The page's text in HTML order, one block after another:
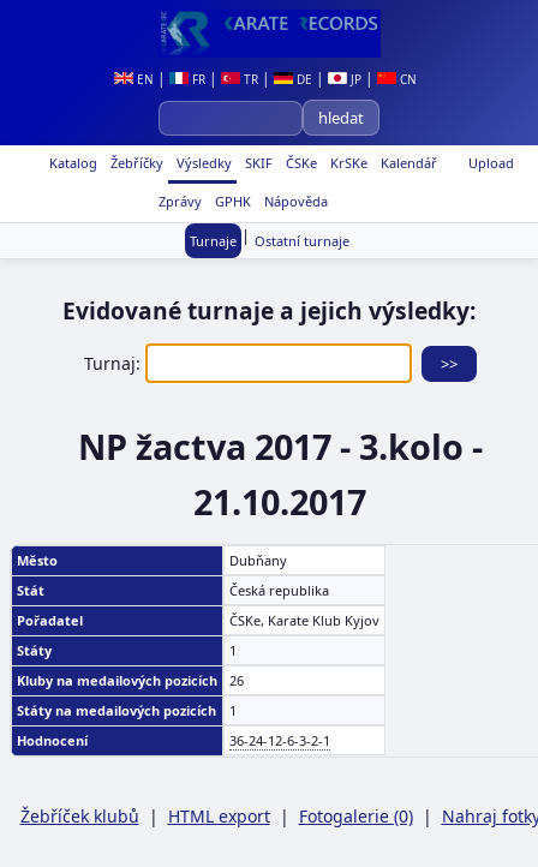
EN | FR | TR | DE | JP | CN
Upload
Katalog Žebříčky Výsledky SKIF ČSKe KrSKe Kalendář
Zprávy GPHK Nápověda
Turnaje | Ostatní turnaje
Evidované turnaje a jejich výsledky:
Turnaj:
NP žactva 2017 - 3.kolo -
21.10.2017
Město
Dubňany
Stát
Česká republika
Pořadatel
ČSKe, Karate Klub Kyjov
Státy
1
Kluby na medailových pozicích
26
Státy na medailových pozicích
1
Hodnocení
36-24-12-6-3-2-1
Žebříček klubů | HTML export| Fotogalerie (0)| Nahraj